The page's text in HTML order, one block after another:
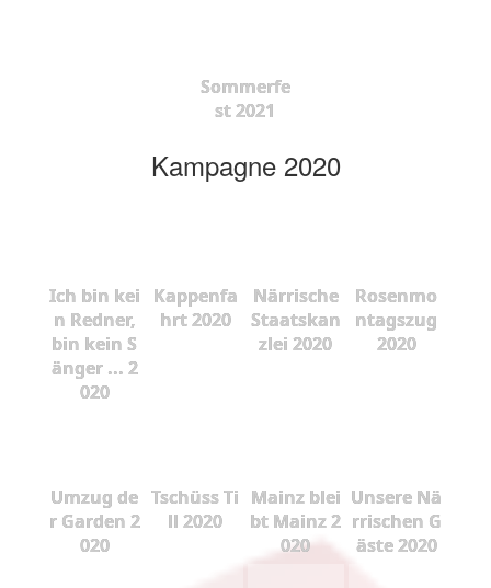
Sommerfe
st 2021
Kampagne 2020
Ich bin kei
n Redner,
bin kein S
änger ... 2
020
Kappenfa
hrt 2020
Närrische
Staatskan
zlei 2020
Rosenmo
ntagszug
2020
Umzug de
r Garden 2
020
Tschüss Ti
ll 2020
Mainz blei
bt Mainz 2
020
Unsere Nä
rrischen G
äste 2020